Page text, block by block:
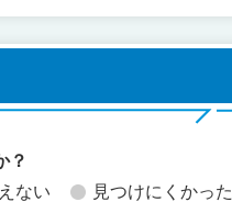
？
ない 見つけにくかった